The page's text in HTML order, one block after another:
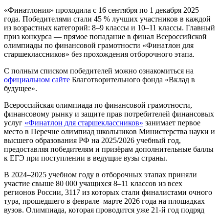
«Финатлония» проходила с 16 сентября по 1 декабря 2025
года. Победителями стали 45 % лучших участников в каждой
из возрастных категорий: 8–9 классы и 10–11 классы. Главный
приз конкурса — прямое попадание в финал Всероссийской
олимпиады по финансовой грамотности «Финатлон для
старшеклассников» без прохождения отборочного этапа.
С полным списком победителей можно ознакомиться на
официальном сайте Благотворительного фонда «Вклад в
будущее».
Всероссийская олимпиада по финансовой грамотности,
финансовому рынку и защите прав потребителей финансовых
услуг «Финатлон для старшеклассников» занимает первое
место в Перечне олимпиад школьников Министерства науки и
высшего образования РФ на 2025/2026 учебный год,
предоставляя победителям и призёрам дополнительные баллы
к ЕГЭ при поступлении в ведущие вузы страны.
В 2024–2025 учебном году в отборочных этапах приняли
участие свыше 80 000 учащихся 8–11 классов из всех
регионов России, 3117 из которых стали финалистами очного
тура, прошедшего в феврале–марте 2026 года на площадках
вузов. Олимпиада, которая проводится уже 21-й год подряд